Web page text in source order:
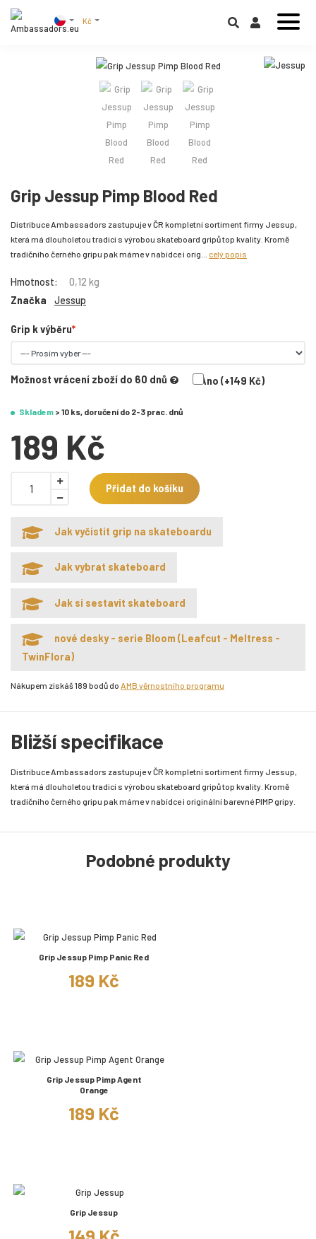
Kč
Grip Jessup Pimp Blood Red
Distribuce Ambassadors zastupuje v ČR kompletní sortiment firmy Jessup,
která má dlouholetou tradici s výrobou skateboard gripů top kvality. Kromě
tradičního černého gripu pak máme v nabídce i orig... celý popis
Hmotnost:
0,12 kg
Značka
Jessup
Grip k výběru
Možnost vrácení zboží do 60 dnů Ano (+149 Kč)
Skladem > 10 ks, doručení do 2-3 prac. dnů
189 Kč
Přidat do košíku
Jak vyčistit grip na skateboardu
Jak vybrat skateboard
Jak si sestavit skateboard
nové desky - serie Bloom (Leafcut - Meltress -
TwinFlora)
Nákupem získáš 189 bodů do AMB věrnostního programu
Bližší specifikace
Distribuce Ambassadors zastupuje v ČR kompletní sortiment firmy Jessup,
která má dlouholetou tradici s výrobou skateboard gripů top kvality. Kromě
tradičního černého gripu pak máme v nabídce i originální barevné PIMP gripy.
Podobné produkty
Grip Jessup Pimp Panic Red
189 Kč
Grip Jessup Pimp Agent
Orange
189 Kč
Grip Jessup